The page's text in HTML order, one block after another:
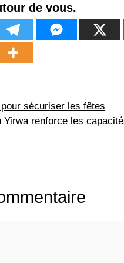
de vous.
sécuriser les fêtes
Yirwa renforce les